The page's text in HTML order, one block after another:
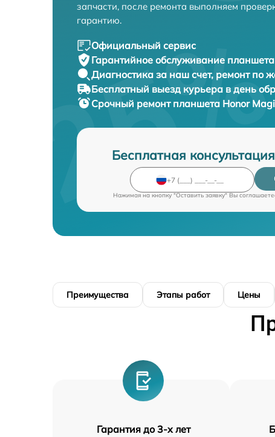
запчасти, после ремонта выполняем
гарантию.
Официальный сервис
Гарантийное обслуживание
Диагностика за наш счет, ремонт по
Бесплатный выезд курьера в день
Срочный ремонт планшета Honor
Бесплатная
Нажимая на кнопку "Оставить заявку" Вы
Преимущества Этапы работ Цены
Гарантия до 3-х лет